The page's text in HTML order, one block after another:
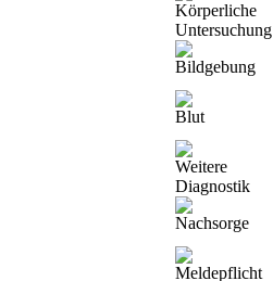
Körperliche
Untersuchung
Bildgebung
Blut
Weitere
Diagnostik
Nachsorge
Meldepflicht